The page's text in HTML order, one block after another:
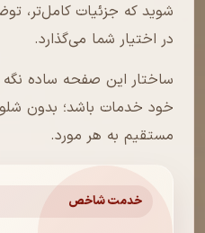
شوید که جزئیات کامل‌تر،
در اختیار شما می‌گذارد.
ساختار این صفحه ساده نگه
خود خدمات باشد؛ بدون
مستقیم به هر مورد.
خدمت شاخص